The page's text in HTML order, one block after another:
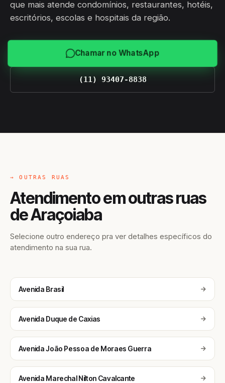
que mais atende condomínios, restaurantes, hotéis,
escritórios, escolas e hospitais da região.
Chamar no WhatsApp
(11) 93407-8838
→ OUTRAS RUAS
Atendimento em outras ruas
de Araçoiaba
Selecione outro endereço pra ver detalhes específicos do
atendimento na sua rua.
Avenida Brasil
Avenida Duque de Caxias
Avenida João Pessoa de Moraes Guerra
Avenida Marechal Nilton Cavalcante